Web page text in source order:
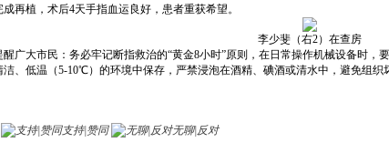
再植，术后4天手指血运良好，患者重获希望。
李少斐（右2）在查房
广大市民：务必牢记断指救治的“黄金8小时”原则，在日常操作机械设备时
、低温（5-10℃）的环境中保存，严禁浸泡在酒精、碘酒或清水中，避免组
支持|赞同
无聊|反对